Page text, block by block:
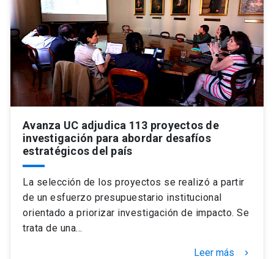
Avanza UC adjudica 113 proyectos de
investigación para abordar desafíos
estratégicos del país
La selección de los proyectos se realizó a partir
de un esfuerzo presupuestario institucional
orientado a priorizar investigación de impacto. Se
trata de una…
Leer más keyboard_arrow_right